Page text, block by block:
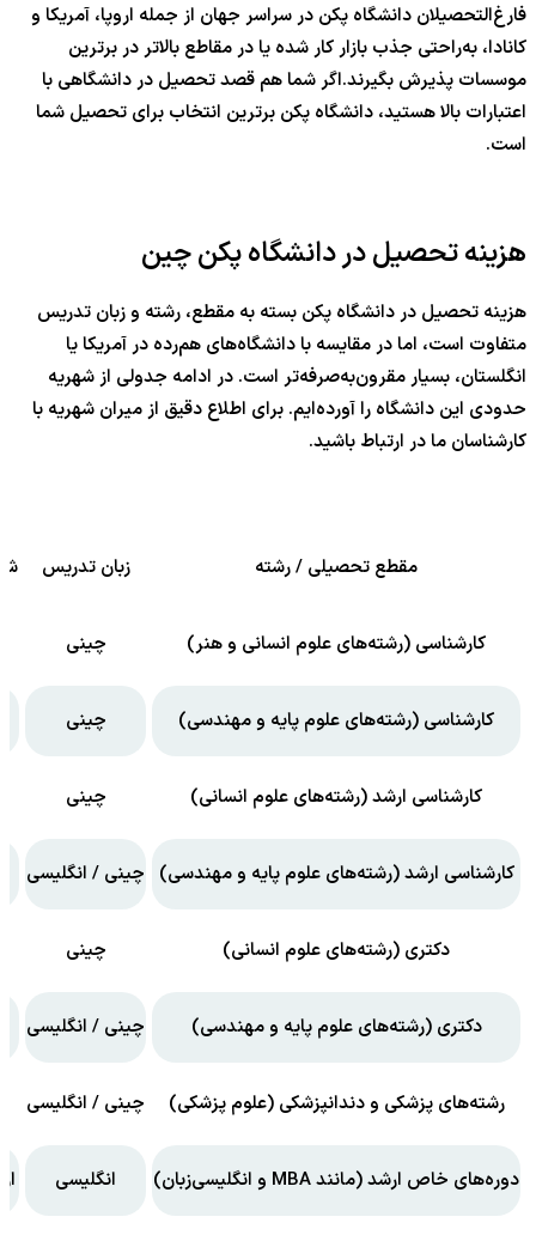
فارغ‌التحصیلان دانشگاه پکن در سراسر جهان از جمله اروپا، آمریکا و
کانادا، به‌راحتی جذب بازار کار شده یا در مقاطع بالاتر در برترین
موسسات پذیرش بگیرند.اگر شما هم قصد تحصیل در دانشگاهی با
اعتبارات بالا هستید، دانشگاه پکن برترین انتخاب برای تحصیل شما
است.
هزینه تحصیل در دانشگاه پکن چین
هزینه تحصیل در دانشگاه پکن بسته به مقطع، رشته و زبان تدریس
متفاوت است، اما در مقایسه با دانشگاه‌های هم‌رده در آمریکا یا
انگلستان، بسیار مقرون‌به‌صرفه‌تر است. در ادامه جدولی از شهریه
حدودی این دانشگاه را آورده‌ایم. برای اطلاع دقیق از میران شهریه با
کارشناسان ما در ارتباط باشید.
مقطع تحصیلی / رشته زبان تدریس
کارشناسی (رشته‌های علوم انسانی و هنر) چینی
کارشناسی (رشته‌های علوم پایه و مهندسی) چینی
کارشناسی ارشد (رشته‌های علوم انسانی) چینی
کارشناسی ارشد (رشته‌های علوم پایه و مهندسی) چینی / انگلیسی
دکتری (رشته‌های علوم انسانی) چینی
دکتری (رشته‌های علوم پایه و مهندسی) چینی / انگلیسی
رشته‌های پزشکی و دندانپزشکی (علوم پزشکی) چینی / انگلیسی
دوره‌های خاص ارشد (مانند MBA و انگلیسی‌زبان) انگلیسی از 100,000تا